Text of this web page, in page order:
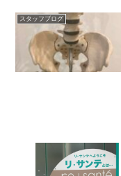
スタッフブログ